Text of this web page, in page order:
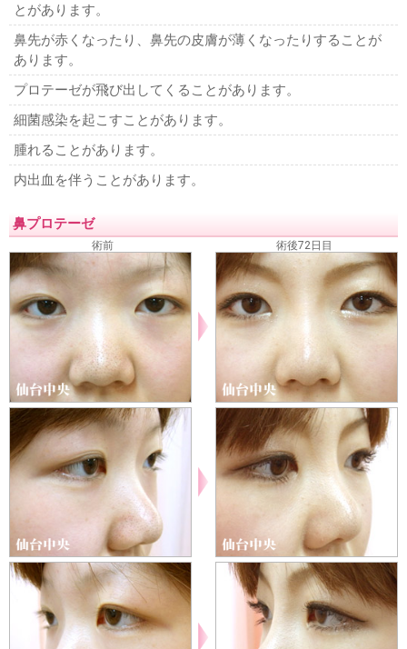
薄毛治療
薄毛治療
ハーグ療法 男性の薄毛治療 女性の薄毛治療
腋臭多汗症治療
再発しない腋臭多汗症
他院修正
幅広二重ラインを狭く
脂肪取り二重失敗
不自然な二重ライン
切開法で目が開き
難くなった
二重切開法の修正時期
二重が取れた・元に戻った
外重瞼線・予定外線の修正
法後の眠そうな二重
二重の腫れを取る方法
二重整形後の
眼精疲労・肩こり・頭痛
上まぶたのタルミ取り失敗
裏ハ
ムラ法失敗
鼻プロテーゼが曲がっている
鼻プロテーゼ入
れ替え
小鼻縮小失敗 鼻尖縮小失敗 隆鼻注射失敗
レデ
ィエッセ失敗・除去
くぼみ目注射失敗 口唇注射失敗
ワ
キガの再手術
名医を知りたい
二重の名医を知りたい
埋没法の名医を知りたい
当院のご案内 料金表 アクセス 相談・質問 ご予約
とがあります。
鼻先が赤くなったり、鼻先の皮膚が薄くなったりすることが
あります。
プロテーゼが飛び出してくることがあります。
細菌感染を起こすことがあります。
腫れることがあります。
内出血を伴うことがあります。
鼻プロテーゼ
術前 術後72日目